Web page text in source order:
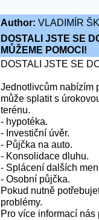
Author: VLADIMÍR
DOSTALI JSTE SE
MŮŽEME POMOCI!
DOSTALI JSTE SE
Jednotlivcům nabízím
může splatit s
terénu.
- hypotéka.
- Investiční úvěr.
- Půjčka na auto.
- Konsolidace dluhu.
- Splácení dalších
- Osobní půjčka.
Pokud nutně
problémy.
Pro více informací nás